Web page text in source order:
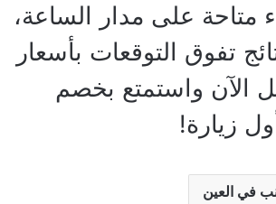
متاحة على مدار الساعة،
تفوق التوقعات بأسعار
الآن واستمتع بخصم
زيارة!
في العين